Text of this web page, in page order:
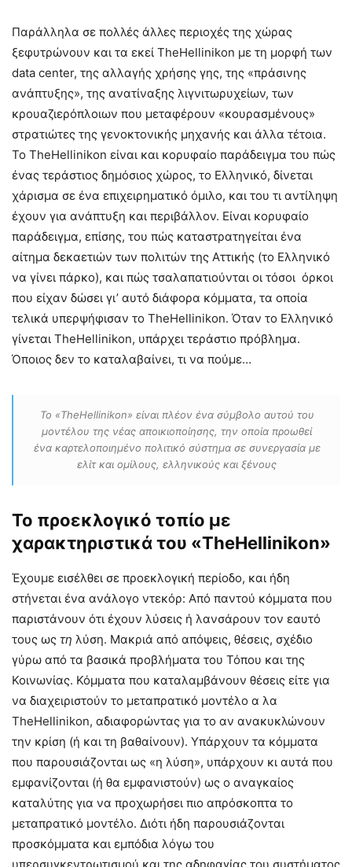
Παράλληλα σε πολλές άλλες περιοχές της χώρας
ξεφυτρώνουν και τα εκεί TheHellinikon με τη μορφή των
data center, της αλλαγής χρήσης γης, της «πράσινης
ανάπτυξης», της ανατίναξης λιγνιτωρυχείων, των
κρουαζιερόπλοιων που μεταφέρουν «κουρασμένους»
στρατιώτες της γενοκτονικής μηχανής και άλλα τέτοια.
Το TheHellinikon είναι και κορυφαίο παράδειγμα του πώς
ένας τεράστιος δημόσιος χώρος, το Ελληνικό, δίνεται
χάρισμα σε ένα επιχειρηματικό όμιλο, και του τι αντίληψη
έχουν για ανάπτυξη και περιβάλλον. Είναι κορυφαίο
παράδειγμα, επίσης, του πώς καταστρατηγείται ένα
αίτημα δεκαετιών των πολιτών της Αττικής (το Ελληνικό
να γίνει πάρκο), και πώς τσαλαπατιούνται οι τόσοι όρκοι
που είχαν δώσει γι’ αυτό διάφορα κόμματα, τα οποία
τελικά υπερψήφισαν το TheHellinikon. Όταν το Ελληνικό
γίνεται TheHellinikon, υπάρχει τεράστιο πρόβλημα.
Όποιος δεν το καταλαβαίνει, τι να πούμε…
Το «TheHellinikon» είναι πλέον ένα σύμβολο αυτού του
μοντέλου της νέας αποικιοποίησης, την οποία προωθεί
ένα καρτελοποιημένο πολιτικό σύστημα σε συνεργασία με
ελίτ και ομίλους, ελληνικούς και ξένους
Το προεκλογικό τοπίο με
χαρακτηριστικά του «TheHellinikon»
Έχουμε εισέλθει σε προεκλογική περίοδο, και ήδη
στήνεται ένα ανάλογο ντεκόρ: Από παντού κόμματα που
παριστάνουν ότι έχουν λύσεις ή λανσάρουν τον εαυτό
τους ως τη λύση. Μακριά από απόψεις, θέσεις, σχέδιο
γύρω από τα βασικά προβλήματα του Τόπου και της
Κοινωνίας. Κόμματα που καταλαμβάνουν θέσεις είτε για
να διαχειριστούν το μεταπρατικό μοντέλο α λα
TheHellinikon, αδιαφορώντας για το αν ανακυκλώνουν
την κρίση (ή και τη βαθαίνουν). Υπάρχουν τα κόμματα
που παρουσιάζονται ως «η λύση», υπάρχουν κι αυτά που
εμφανίζονται (ή θα εμφανιστούν) ως ο αναγκαίος
καταλύτης για να προχωρήσει πιο απρόσκοπτα το
μεταπρατικό μοντέλο. Διότι ήδη παρουσιάζονται
προσκόμματα και εμπόδια λόγω του